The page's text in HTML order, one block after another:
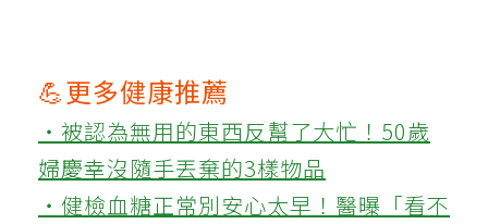
💪更多健康推薦
‧被認為無用的東西反幫了大忙！50歲
婦慶幸沒隨手丟棄的3樣物品
‧健檢血糖正常別安心太早！醫曝「看不